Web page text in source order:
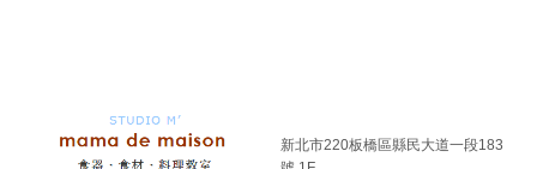
新北市220板橋區縣民大道一段183